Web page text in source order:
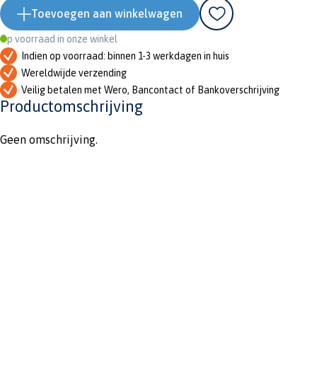
Toevoegen aan winkelwagen
Op voorraad in onze winkel
Indien op voorraad: binnen 1-3 werkdagen in huis
Wereldwijde verzending
Veilig betalen met Wero, Bancontact of Bankoverschrijving
Productomschrijving
Geen omschrijving.